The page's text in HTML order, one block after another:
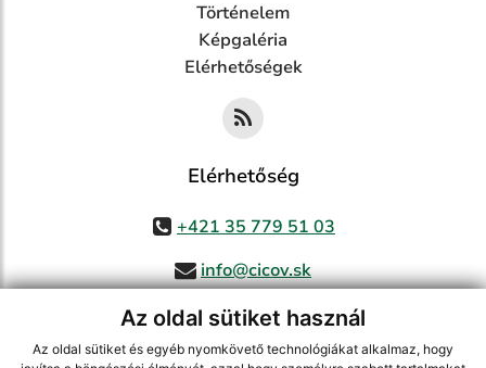
Az oldal sütiket használ
Az oldal sütiket és egyéb nyomkövető technológiákat alkalmaz, hogy
Történelem
Képgaléria
Elérhetőségek
Elérhetőség
+421 35 779 51 03
info@cicov.sk